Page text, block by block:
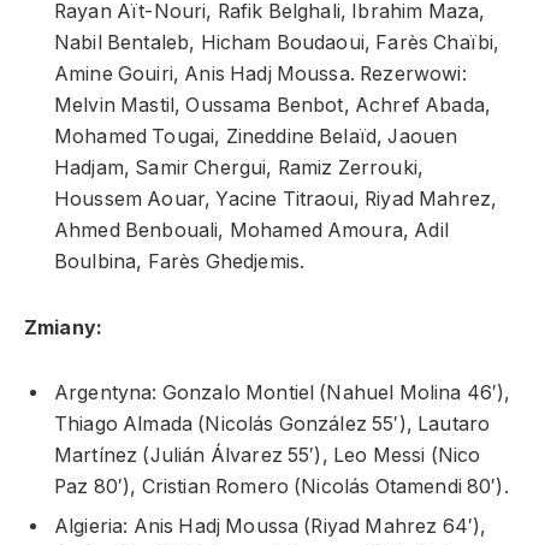
Rayan Aït-Nouri, Rafik Belghali, Ibrahim Maza,
Nabil Bentaleb, Hicham Boudaoui, Farès Chaïbi,
Amine Gouiri, Anis Hadj Moussa. Rezerwowi:
Melvin Mastil, Oussama Benbot, Achref Abada,
Mohamed Tougai, Zineddine Belaïd, Jaouen
Hadjam, Samir Chergui, Ramiz Zerrouki,
Houssem Aouar, Yacine Titraoui, Riyad Mahrez,
Ahmed Benbouali, Mohamed Amoura, Adil
Boulbina, Farès Ghedjemis.
Zmiany:
Argentyna: Gonzalo Montiel (Nahuel Molina 46′),
Thiago Almada (Nicolás González 55′), Lautaro
Martínez (Julián Álvarez 55′), Leo Messi (Nico
Paz 80′), Cristian Romero (Nicolás Otamendi 80′).
Algieria: Anis Hadj Moussa (Riyad Mahrez 64′),